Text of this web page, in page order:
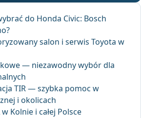
do Honda Civic: Bosch
salon i serwis Toyota w
— niezawodny wybór dla
TIR — szybka pomoc w
i okolicach
Kolnie i całej Polsce